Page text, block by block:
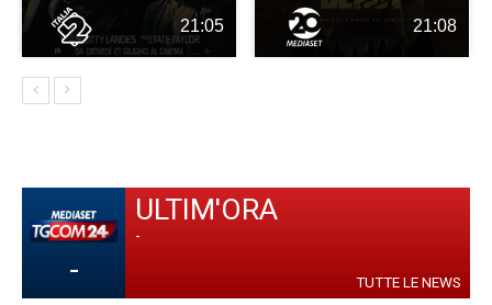
21:05 21:08
-
ULTIM'ORA
-
TUTTE LE NEWS